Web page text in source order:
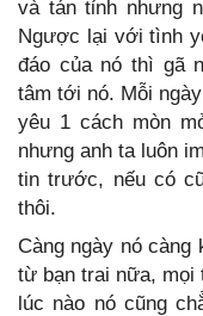
và tán tỉnh nhưng
Ngược lại với tình
đáo của nó thì gã
tâm tới nó. Mỗi
yêu 1 cách mòn
nhưng anh ta luôn
tin trước, nếu có
thôi.
Càng ngày nó càng
từ bạn trai nữa,
lúc nào nó cũng